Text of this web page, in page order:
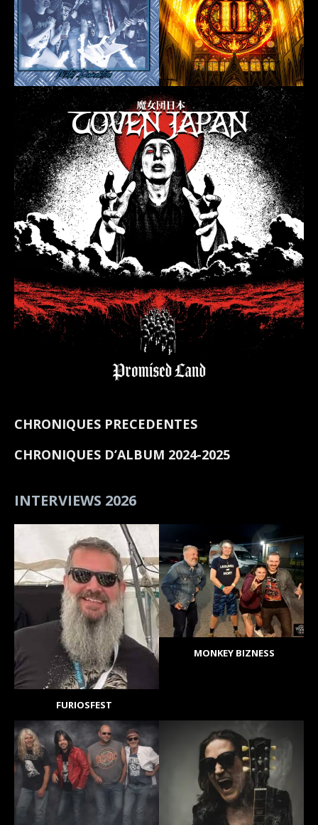
CHRONIQUES PRECEDENTES
CHRONIQUES D’ALBUM 2024-2025
INTERVIEWS 2026
FURIOSFEST
MONKEY BIZNESS